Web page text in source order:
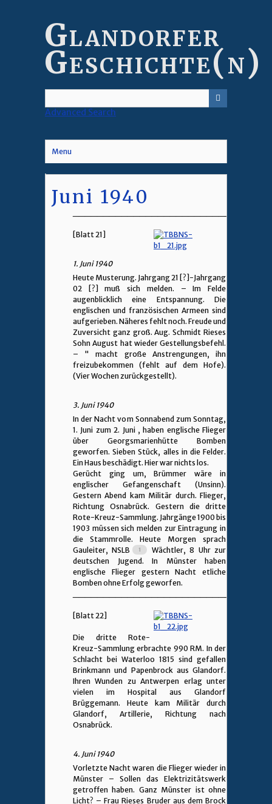
Glandorfer
Geschichte(n)
Advanced Search
Menu
Juni 1940
[Blatt 21]
1. Juni 1940
Heute Musterung. Jahrgang 21 [?]-Jahrgang
02 [?] muß sich melden. – Im Felde
augenblicklich eine Entspannung. Die
englischen und französischen Armeen sind
aufgerieben. Näheres fehlt noch. Freude und
Zuversicht ganz groß. Aug. Schmidt Rieses
Sohn August hat wieder Gestellungsbefehl.
– " macht große Anstrengungen, ihn
freizubekommen (fehlt auf dem Hofe).
(Vier Wochen zurückgestellt).
3. Juni 1940
In der Nacht vom Sonnabend zum Sonntag,
1. Juni zum 2. Juni , haben englische Flieger
über Georgsmarienhütte Bomben
geworfen. Sieben Stück, alles in die Felder.
Ein Haus beschädigt. Hier war nichts los.
Gerücht ging um, Brümmer wäre in
englischer Gefangenschaft (Unsinn).
Gestern Abend kam Militär durch. Flieger,
Richtung Osnabrück. Gestern die dritte
Rote-Kreuz-Sammlung. Jahrgänge 1900 bis
1903 müssen sich melden zur Eintragung in
die Stammrolle. Heute Morgen sprach
Gauleiter, NSLB
Wächtler, 8 Uhr zur
deutschen Jugend. In Münster haben
englische Flieger gestern Nacht etliche
Bomben ohne Erfolg geworfen.
[Blatt 22]
Die dritte Rote-
Kreuz-Sammlung erbrachte 990 RM. In der
Schlacht bei Waterloo 1815 sind gefallen
Brinkmann und Papenbrock aus Glandorf.
Ihren Wunden zu Antwerpen erlag unter
vielen im Hospital aus Glandorf
Brüggemann. Heute kam Militär durch
Glandorf, Artillerie, Richtung nach
Osnabrück.
4. Juni 1940
Vorletzte Nacht waren die Flieger wieder in
Münster – Sollen das Elektrizitätswerk
getroffen haben. Ganz Münster ist ohne
Licht? – Frau Rieses Bruder aus dem Brock